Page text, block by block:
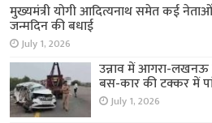
मुख्यमंत्री योगी आदित्यनाथ समेत कई
जन्मदिन की बधाई
July 1, 2026
उन्नाव में आगरा-लखनऊ
बस-कार की टक्कर में
July 1, 2026